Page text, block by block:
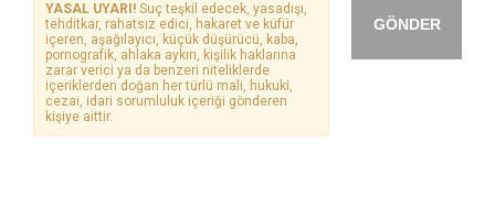
GÖNDER
YASAL UYARI! Suç teşkil edecek, yasadışı,
tehditkar, rahatsız edici, hakaret ve küfür
içeren, aşağılayıcı, küçük düşürücü, kaba,
pornografik, ahlaka aykırı, kişilik haklarına
zarar verici ya da benzeri niteliklerde
içeriklerden doğan her türlü mali, hukuki,
cezai, idari sorumluluk içeriği gönderen
kişiye aittir.